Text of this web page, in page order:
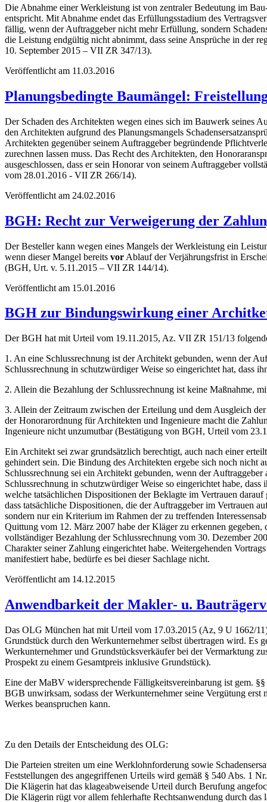
Die Abnahme einer Werkleistung ist von zentraler Bedeutung im
entspricht. Mit Abnahme endet das Erfüllungsstadium des
fällig, wenn der Auftraggeber nicht mehr Erfüllung, sondern
die Leistung endgültig nicht abnimmt, dass seine Ansprüche in der
10. September 2015 – VII ZR 347/13).
Veröffentlicht am 11.03.2016
Planungsbedingte Baumängel:
Der Schaden des Architekten wegen eines sich im Bauwerk seines
den Architekten aufgrund des Planungsmangels
Architekten gegenüber seinem Auftraggeber begründende
zurechnen lassen muss. Das Recht des Architekten, den
ausgeschlossen, dass er sein Honorar von seinem Auftraggeber
vom 28.01.2016 - VII ZR 266/14).
Veröffentlicht am 24.02.2016
BGH: Recht zur Verweigerung der
Der Besteller kann wegen eines Mangels der Werkleistung ein
wenn dieser Mangel bereits vor Ablauf der Verjährungsfrist in
(BGH, Urt. v. 5.11.2015 – VII ZR 144/14).
Veröffentlicht am 15.01.2016
BGH zur Bindungswirkung einer
Der BGH hat mit Urteil vom 19.11.2015, Az. VII ZR 151/13
1. An eine Schlussrechnung ist der Architekt gebunden, wenn der
Schlussrechnung in schutzwürdiger Weise so eingerichtet hat, dass
2. Allein die Bezahlung der Schlussrechnung ist keine Maßnahme,
3. Allein der Zeitraum zwischen der Erteilung und dem Ausgleich
der Honorarordnung für Architekten und Ingenieure macht die
Ingenieure nicht unzumutbar (Bestätigung von BGH, Urteil vom
Ein Architekt sei zwar grundsätzlich berechtigt, auch nach einer
gehindert sein. Die Bindung des Architekten ergebe sich noch nicht
Schlussrechnung sei ein Architekt gebunden, wenn der
Schlussrechnung in schutzwürdiger Weise so eingerichtet habe,
welche tatsächlichen Dispositionen der Beklagte im Vertrauen
dass tatsächliche Dispositionen, die der Auftraggeber im Vertrauen
sondern nur ein Kriterium im Rahmen der zu treffenden
Quittung vom 12. März 2007 habe der Kläger zu erkennen
vollständiger Bezahlung der Schlussrechnung vom 30. Dezember
Charakter seiner Zahlung eingerichtet habe. Weitergehenden
manifestiert habe, bedürfe es bei dieser Sachlage nicht.
Veröffentlicht am 14.12.2015
Anwendbarkeit der Makler- u.
Das OLG München hat mit Urteil vom 17.03.2015 (Az, 9 U 1662/
Grundstück durch den Werkunternehmer selbst übertragen wird. Es
Werkunternehmer und Grundstücksverkäufer bei der Vermarktung
Prospekt zu einem Gesamtpreis inklusive Grundstück).
Eine der MaBV widersprechende Fälligkeitsvereinbarung ist gem.
BGB unwirksam, sodass der Werkunternehmer seine Vergütung erst
Werkes beanspruchen kann.
Zu den Details der Entscheidung des OLG:
Die Parteien streiten um eine Werklohnforderung sowie
Feststellungen des angegriffenen Urteils wird gemäß § 540 Abs. 1
Die Klägerin hat das klageabweisende Urteil durch Berufung
Die Klägerin rügt vor allem fehlerhafte Rechtsanwendung durch